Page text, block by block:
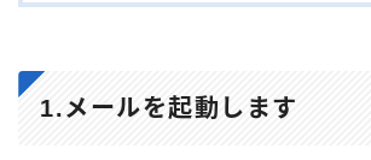
1.メールを起動します